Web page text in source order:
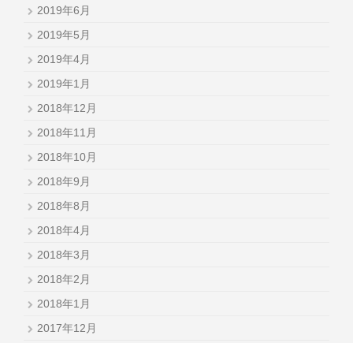
2019年6月
2019年5月
2019年4月
2019年1月
2018年12月
2018年11月
2018年10月
2018年9月
2018年8月
2018年4月
2018年3月
2018年2月
2018年1月
2017年12月